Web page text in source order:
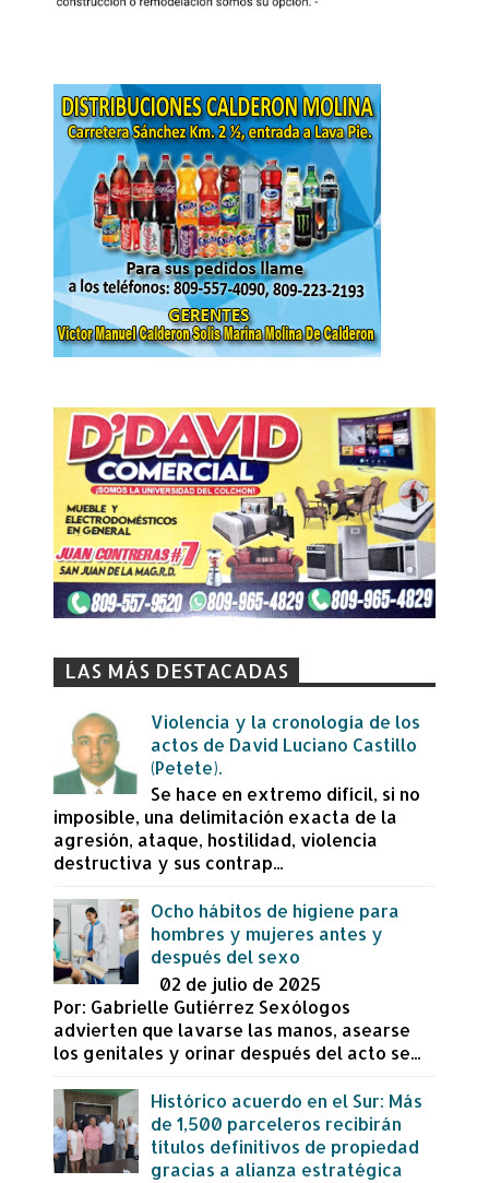
LAS MÁS DESTACADAS
Violencia y la cronología de los
actos de David Luciano Castillo
(Petete).
Se hace en extremo difícil, si no
imposible, una delimitación exacta de la
agresión, ataque, hostilidad, violencia
destructiva y sus contrap...
Ocho hábitos de higiene para
hombres y mujeres antes y
después del sexo
02 de julio de 2025
Por: Gabrielle Gutiérrez Sexólogos
advierten que lavarse las manos, asearse
los genitales y orinar después del acto se...
Histórico acuerdo en el Sur: Más
de 1,500 parceleros recibirán
títulos definitivos de propiedad
gracias a alianza estratégica